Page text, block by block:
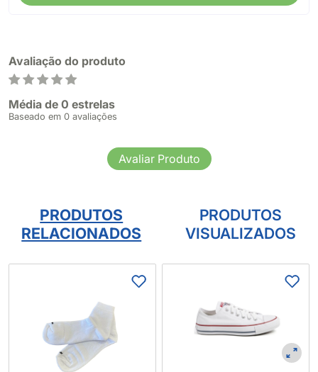
Avaliação do produto
Média de 0 estrelas
Baseado em 0 avaliações
Avaliar Produto
PRODUTOS
RELACIONADOS
PRODUTOS
VISUALIZADOS